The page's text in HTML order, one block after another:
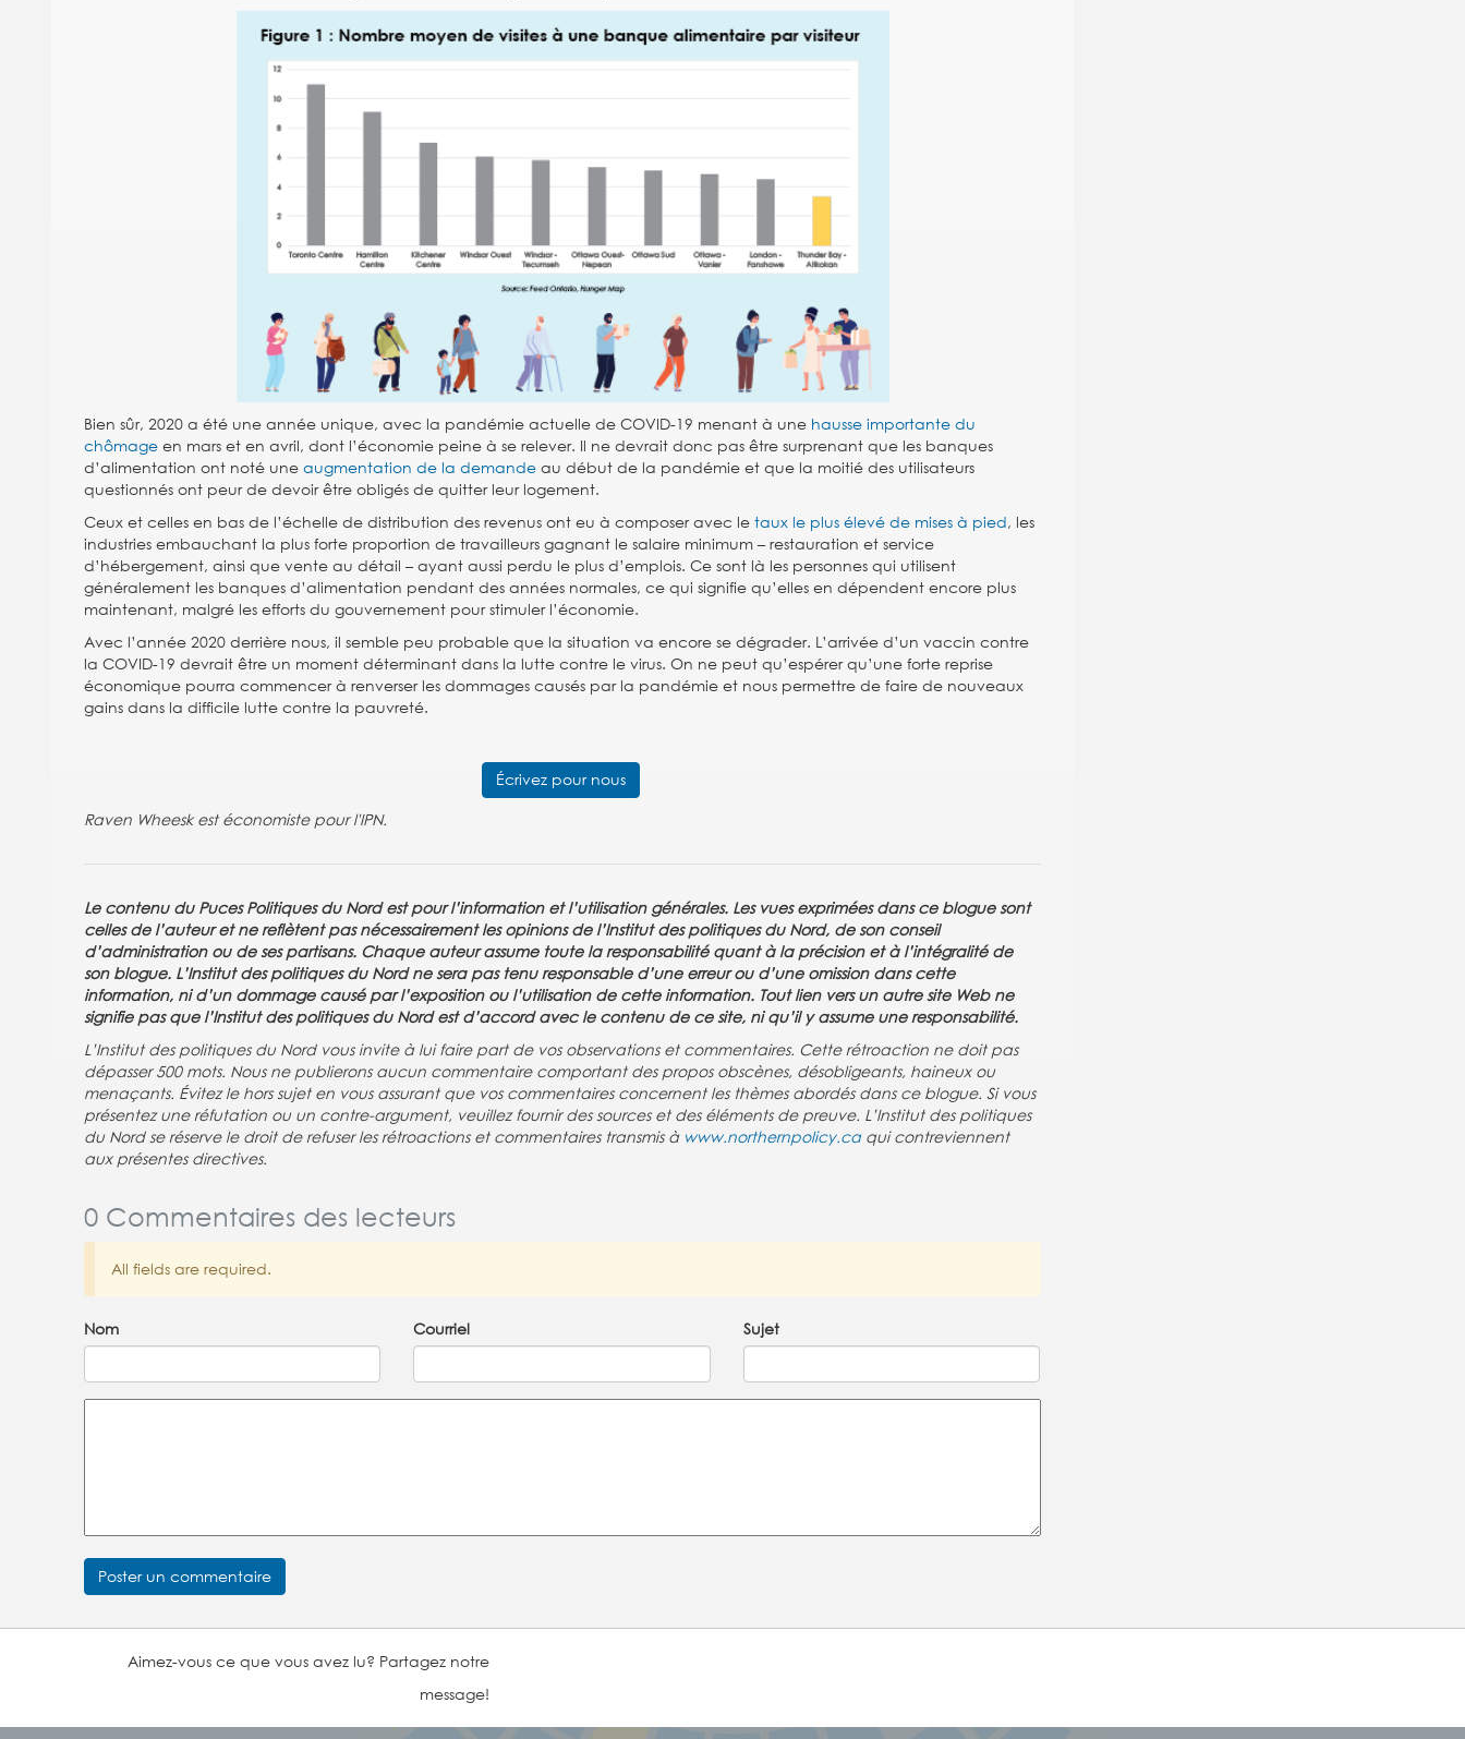
Bien sûr, 2020 a été une année unique, avec la pandémie actuelle de COVID-19 menant à une hausse importante du
chômage en mars et en avril, dont l’économie peine à se relever. Il ne devrait donc pas être surprenant que les banques
d’alimentation ont noté une augmentation de la demande au début de la pandémie et que la moitié des utilisateurs
questionnés ont peur de devoir être obligés de quitter leur logement.
Ceux et celles en bas de l’échelle de distribution des revenus ont eu à composer avec le taux le plus élevé de mises à pied, les
industries embauchant la plus forte proportion de travailleurs gagnant le salaire minimum – restauration et service
d’hébergement, ainsi que vente au détail – ayant aussi perdu le plus d’emplois. Ce sont là les personnes qui utilisent
généralement les banques d’alimentation pendant des années normales, ce qui signifie qu’elles en dépendent encore plus
maintenant, malgré les efforts du gouvernement pour stimuler l’économie.
Avec l’année 2020 derrière nous, il semble peu probable que la situation va encore se dégrader. L’arrivée d’un vaccin contre
la COVID-19 devrait être un moment déterminant dans la lutte contre le virus. On ne peut qu’espérer qu’une forte reprise
économique pourra commencer à renverser les dommages causés par la pandémie et nous permettre de faire de nouveaux
gains dans la difficile lutte contre la pauvreté.
Écrivez pour nous
Raven Wheesk est économiste pour l'IPN.
Le contenu du Puces Politiques du Nord est pour l’information et l’utilisation générales. Les vues exprimées dans ce blogue sont
celles de l’auteur et ne reflètent pas nécessairement les opinions de l’Institut des politiques du Nord, de son conseil
d’administration ou de ses partisans. Chaque auteur assume toute la responsabilité quant à la précision et à l’intégralité de
son blogue. L’Institut des politiques du Nord ne sera pas tenu responsable d’une erreur ou d’une omission dans cette
information, ni d’un dommage causé par l’exposition ou l’utilisation de cette information. Tout lien vers un autre site Web ne
signifie pas que l’Institut des politiques du Nord est d’accord avec le contenu de ce site, ni qu’il y assume une responsabilité.
L’Institut des politiques du Nord vous invite à lui faire part de vos observations et commentaires. Cette rétroaction ne doit pas
dépasser 500 mots. Nous ne publierons aucun commentaire comportant des propos obscènes, désobligeants, haineux ou
menaçants. Évitez le hors sujet en vous assurant que vos commentaires concernent les thèmes abordés dans ce blogue. Si vous
présentez une réfutation ou un contre-argument, veuillez fournir des sources et des éléments de preuve. L’Institut des politiques
du Nord se réserve le droit de refuser les rétroactions et commentaires transmis à www.northernpolicy.caqui contreviennent
aux présentes directives.
0 Commentaires des lecteurs
All fields are required.
Nom Courriel Sujet
Aimez-vous ce que vous avez lu? Partagez notre
message!